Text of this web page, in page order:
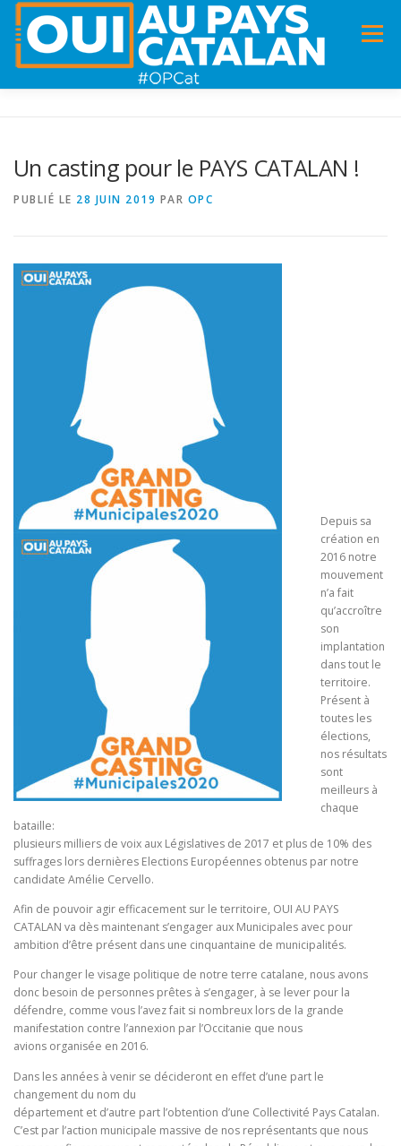
Menu
PANNEAUX POUR MA COMMUNE !
Un casting pour le PAYS CATALAN !
PUBLIÉ LE 28 JUIN 2019 PAR OPC
Depuis sa
création en
2016 notre
mouvement
n’a fait
qu’accroître
son
implantation
dans tout le
territoire.
Présent à
toutes les
élections,
nos résultats
sont
meilleurs à
chaque
bataille:
plusieurs milliers de voix aux Législatives de 2017 et plus de 10% des
suffrages lors dernières Elections Européennes obtenus par notre
candidate Amélie Cervello.
Afin de pouvoir agir efficacement sur le territoire, OUI AU PAYS
CATALAN va dès maintenant s’engager aux Municipales avec pour
ambition d’être présent dans une cinquantaine de municipalités.
Pour changer le visage politique de notre terre catalane, nous avons
donc besoin de personnes prêtes à s’engager, à se lever pour la
défendre, comme vous l’avez fait si nombreux lors de la grande
manifestation contre l’annexion par l’Occitanie que nous
avions organisée en 2016.
Dans les années à venir se décideront en effet d’une part le
changement du nom du
département et d’autre part l’obtention d’une Collectivité Pays Catalan.
C’est par l’action municipale massive de nos représentants que nous